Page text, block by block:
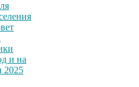
и на
2025